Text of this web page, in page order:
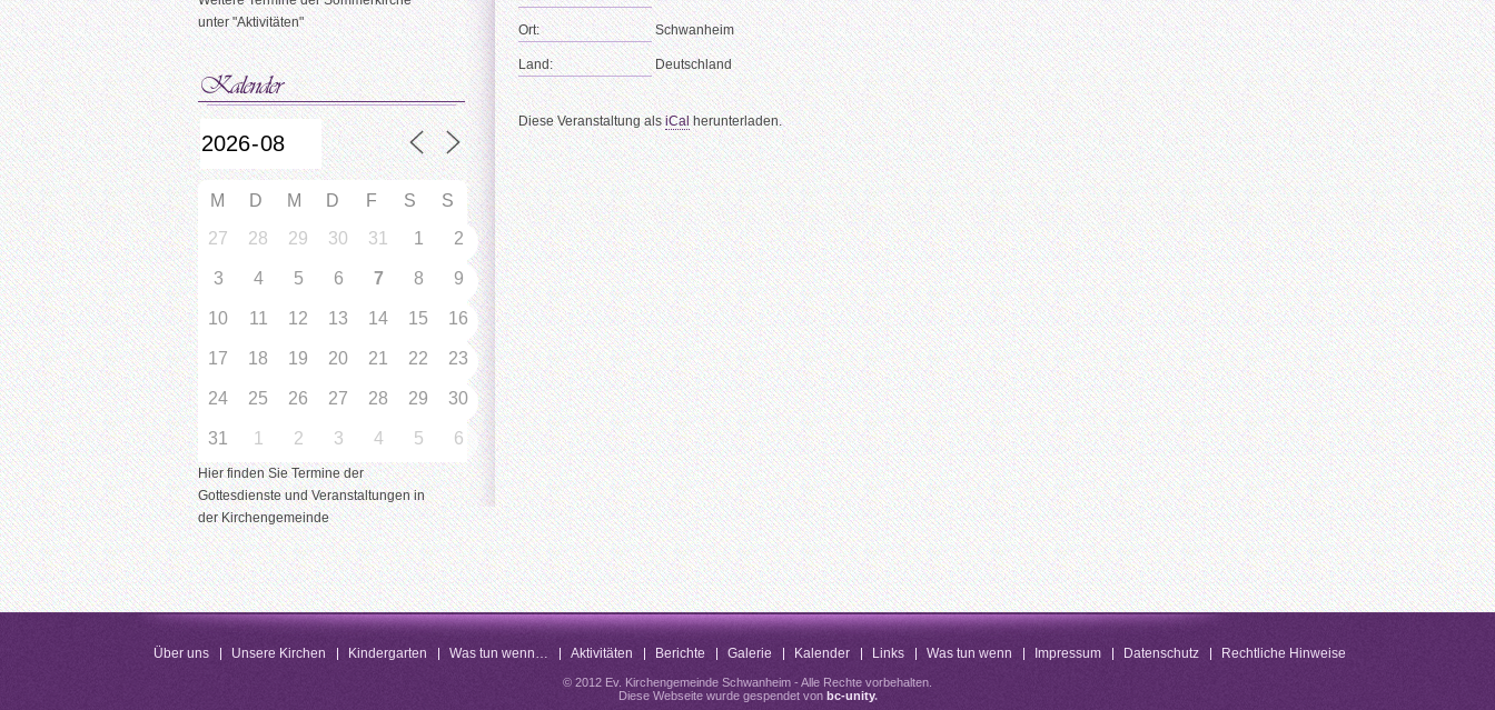
Ort: Schwanheim
Land: Deutschland
Diese Veranstaltung alsiCalherunterladen.
unter "Aktivitäten"
M D M D F S
S
27
28 29 30 31 1 2
3 4 5 6 7 8 9
10 11 12 13 14 15 16
17 18 19 20 21 22 23
24 25 26 27 28 29 30
31 1 2 3 4 5 6
Hier finden Sie Termine der
Gottesdienste und Veranstaltungen in
der Kirchengemeinde
Über uns Unsere Kirchen Kindergarten Was tun wenn… Aktivitäten Berichte Galerie Kalender Links Was tun wenn Impressum Datenschutz Rechtliche Hinweise
© 2012 Ev. Kirchengemeinde Schwanheim - Alle Rechte vorbehalten.
Diese Webseite wurde gespendet von bc-unity.